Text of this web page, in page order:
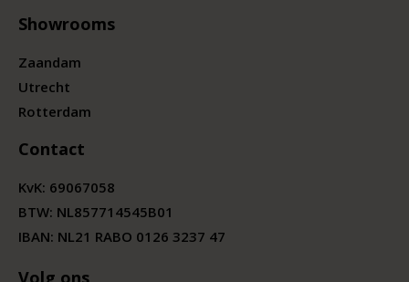
Showrooms
Zaandam
Utrecht
Rotterdam
Contact
KvK: 69067058
BTW: NL857714545B01
IBAN: NL21 RABO 0126 3237 47
Volg ons